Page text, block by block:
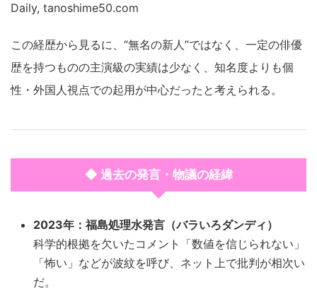
Daily, tanoshime50.com
この経歴から見るに、“無名の新人”ではなく、一定の俳優
歴を持つものの主演級の実績は少なく、知名度よりも個
性・外国人視点での起用が中心だったと考えられる。
◆ 過去の発言・物議の経緯
2023年：福島処理水発言（バラいろダンディ）
科学的根拠を欠いたコメント「数値を信じられない」
「怖い」などが波紋を呼び、ネット上で批判が相次い
だ。